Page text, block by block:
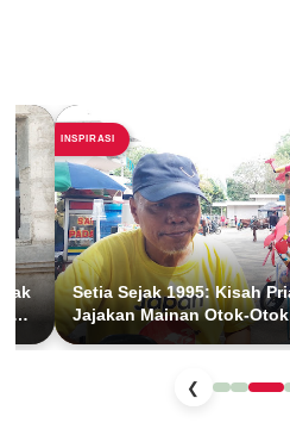
INSPIRASI
Setia Sejak 1995: Kisah
Jajakan Mainan Otok-
BKT Duren Sawit
❮